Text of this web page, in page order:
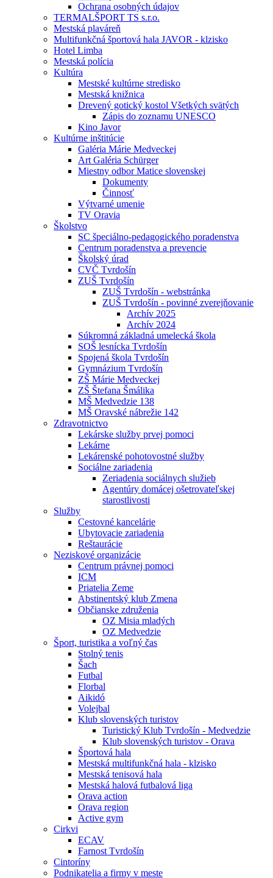
Ochrana osobných údajov
TERMALŠPORT TS s.r.o.
Mestská plaváreň
Multifunkčná športová hala JAVOR - klzisko
Hotel Limba
Mestská polícia
Kultúra
Mestské kultúrne stredisko
Mestská knižnica
Drevený gotický kostol Všetkých svätých
Zápis do zoznamu UNESCO
Kino Javor
Kultúrne inštitúcie
Galéria Márie Medveckej
Art Galéria Schürger
Miestny odbor Matice slovenskej
Dokumenty
Činnosť
Výtvarné umenie
TV Oravia
Školstvo
SC špeciálno-pedagogického poradenstva
Centrum poradenstva a prevencie
Školský úrad
CVČ Tvrdošín
ZUŠ Tvrdošín
ZUŠ Tvrdošín - webstránka
ZUŠ Tvrdošín - povinné zverejňovanie
Archív 2025
Archív 2024
Súkromná základná umelecká škola
SOŠ lesnícka Tvrdošín
Spojená škola Tvrdošín
Gymnázium Tvrdošín
ZŠ Márie Medveckej
ZŠ Štefana Šmálika
MŠ Medvedzie 138
MŠ Oravské nábrežie 142
Zdravotnictvo
Lekárske služby prvej pomoci
Lekárne
Lekárenské pohotovostné služby
Sociálne zariadenia
Zeriadenia sociálnych služieb
Agentúry domácej ošetrovateľskej
starostlivosti
Služby
Cestovné kancelárie
Ubytovacie zariadenia
Reštaurácie
Neziskové organizácie
Centrum právnej pomoci
ICM
Priatelia Zeme
Abstinentský klub Zmena
Občianske združenia
OZ Misia mladých
OZ Medvedzie
Šport, turistika a voľný čas
Stolný tenis
Šach
Futbal
Florbal
Aikidó
Volejbal
Klub slovenských turistov
Turistický Klub Tvrdošín - Medvedzie
Klub slovenských turistov - Orava
Športová hala
Mestská multifunkčná hala - klzisko
Mestská tenisová hala
Mestská halová futbalová liga
Orava action
Orava region
Active gym
Cirkvi
ECAV
Farnost Tvrdošín
Cintoríny
Podnikatelia a firmy v meste